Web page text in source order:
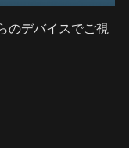
のデバイスでご視